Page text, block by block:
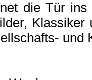
die Tür
und